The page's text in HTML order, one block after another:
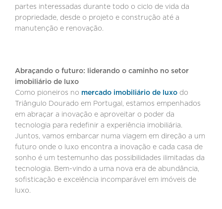
partes interessadas durante todo o ciclo de vida da
propriedade, desde o projeto e construção até a
manutenção e renovação.
Abraçando o futuro: liderando o caminho no setor
imobiliário de luxo
Como pioneiros no mercado imobiliário de luxo do
Triângulo Dourado em Portugal, estamos empenhados
em abraçar a inovação e aproveitar o poder da
tecnologia para redefinir a experiência imobiliária.
Juntos, vamos embarcar numa viagem em direção a um
futuro onde o luxo encontra a inovação e cada casa de
sonho é um testemunho das possibilidades ilimitadas da
tecnologia. Bem-vindo a uma nova era de abundância,
sofisticação e excelência incomparável em imóveis de
luxo.